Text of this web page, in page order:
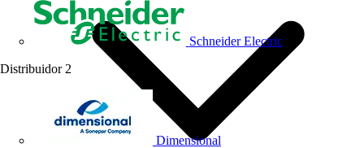
Schneider Electric
Distribuidor 2
Dimensional